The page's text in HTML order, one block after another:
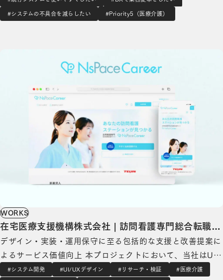
用することができるようになります。これによってサービス
#システムの不具合を減らしたい #Priority5（医療介護）
WORKS
在宅医療支援機構株式会社 | 訪問看護専門総合転職支
援サービス「NsPace Career」の開発
デザイン・実装・運用保守に至る包括的な支援と改善提案に
よるサービス価値向上 本プロジェクトにおいて、当社はUX
デザインや機能実装、運用保守まで包括的な支援を実施。さ
#システム開発 #UI/UXデザイン #リサーチ・検証 #医療介護